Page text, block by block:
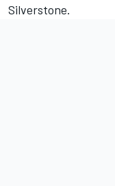
Silverstone.